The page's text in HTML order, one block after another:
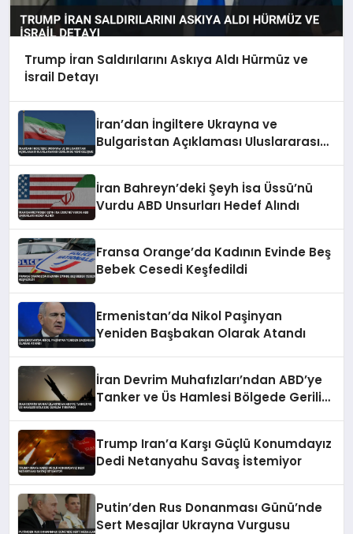
Trump İran Saldırılarını Askıya Aldı Hürmüz ve
İsrail Detayı
İran’dan İngiltere Ukrayna ve
Bulgaristan Açıklaması Uluslararası
İran Bahreyn’deki Şeyh İsa Üssü’nü
Vurdu ABD Unsurları Hedef Alındı
Fransa Orange’da Kadının Evinde Beş
Bebek Cesedi Keşfedildi
Ermenistan’da Nikol Paşinyan
Yeniden Başbakan Olarak Atandı
İran Devrim Muhafızları’ndan ABD’ye
Tanker ve Üs Hamlesi Bölgede Gerilim
Trump Iran’a Karşı Güçlü Konumdayız
Dedi Netanyahu Savaş İstemiyor
Putin’den Rus Donanması Günü’nde
Sert Mesajlar Ukrayna Vurgusu